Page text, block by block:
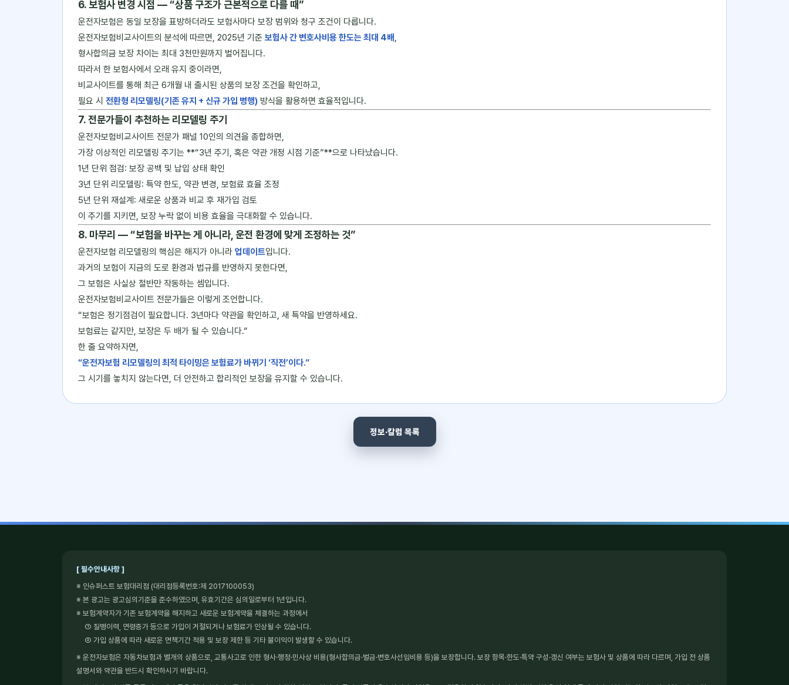
6. 보험사 변경 시점 ― “상품 구조가 근본적으로 다를 때”
운전자보험은 동일 보장을 표방하더라도 보험사마다 보장 범위와 청구 조건이 다릅니다.
운전자보험비교사이트의 분석에 따르면, 2025년 기준 보험사 간 변호사비용 한도는 최대 4배,
형사합의금 보장 차이는 최대 3천만원까지 벌어집니다.
따라서 한 보험사에서 오래 유지 중이라면,
비교사이트를 통해 최근 6개월 내 출시된 상품의 보장 조건을 확인하고,
필요 시 전환형 리모델링(기존 유지 + 신규 가입 병행) 방식을 활용하면 효율적입니다.
7. 전문가들이 추천하는 리모델링 주기
운전자보험비교사이트 전문가 패널 10인의 의견을 종합하면,
가장 이상적인 리모델링 주기는 **“3년 주기, 혹은 약관 개정 시점 기준”**으로 나타났습니다.
1년 단위 점검: 보장 공백 및 납입 상태 확인
3년 단위 리모델링: 특약 한도, 약관 변경, 보험료 효율 조정
5년 단위 재설계: 새로운 상품과 비교 후 재가입 검토
이 주기를 지키면, 보장 누락 없이 비용 효율을 극대화할 수 있습니다.
8. 마무리 ― “보험을 바꾸는 게 아니라, 운전 환경에 맞게 조정하는 것”
운전자보험 리모델링의 핵심은 해지가 아니라 업데이트입니다.
과거의 보험이 지금의 도로 환경과 법규를 반영하지 못한다면,
그 보험은 사실상 절반만 작동하는 셈입니다.
운전자보험비교사이트 전문가들은 이렇게 조언합니다.
“보험은 정기점검이 필요합니다. 3년마다 약관을 확인하고, 새 특약을 반영하세요.
보험료는 같지만, 보장은 두 배가 될 수 있습니다.”
한 줄 요약하자면,
“운전자보험 리모델링의 최적 타이밍은 보험료가 바뀌기 ‘직전’이다.”
그 시기를 놓치지 않는다면, 더 안전하고 합리적인 보장을 유지할 수 있습니다.
정보·칼럼 목록
[ 필수안내사항 ]
※ 인슈퍼스트 보험대리점 (대리점등록번호:제 2017100053)
※ 본 광고는 광고심의기준을 준수하였으며, 유효기간은 심의일로부터 1년입니다.
※ 보험계약자가 기존 보험계약을 해지하고 새로운 보험계약을 체결하는 과정에서
① 질병이력, 연령증가 등으로 가입이 거절되거나 보험료가 인상될 수 있습니다.
② 가입 상품에 따라 새로운 면책기간 적용 및 보장 제한 등 기타 불이익이 발생할 수 있습니다.
※ 운전자보험은 자동차보험과 별개의 상품으로, 교통사고로 인한 형사·행정·민사상 비용(형사합의금·벌금·변호사선임비용 등)을 보장합니다. 보장 항목·한도·특약 구성·갱신 여부는 보험사 및 상품에 따라 다르며, 가입 전 상품
설명서와 약관을 반드시 확인하시기 바랍니다.